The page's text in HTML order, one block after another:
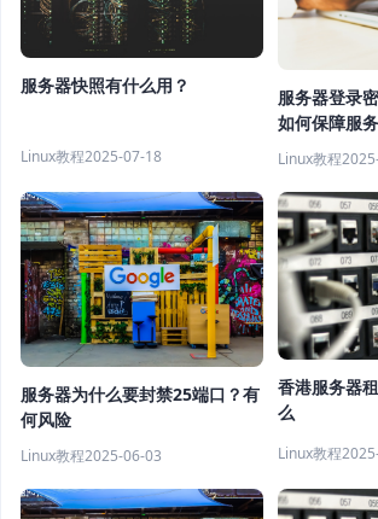
服务器快照有什么用？
Linux教程2025-07-18
服务器登录
如何保障服
Linux教程
服务器为什么要封禁25端口？有
何风险
Linux教程2025-06-03
香港服务器
么
Linux教程